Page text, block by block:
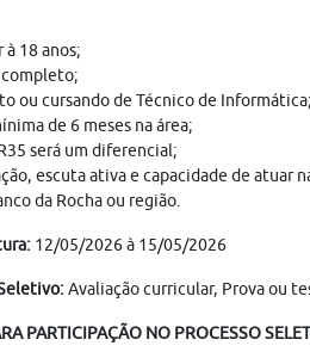
à 18 anos;
ou cursando de Técnico de Informática;
de 6 meses na área;
será um diferencial;
escuta ativa e capacidade de atuar
da Rocha ou região.
12/05/2026 à 15/05/2026
Avaliação curricular, Prova ou
PARTICIPAÇÃO NO PROCESSO